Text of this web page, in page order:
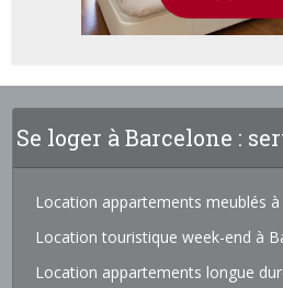
Se loger à Barcelone :
Location appartements meublés
Location touristique week-end à
Location appartements longue